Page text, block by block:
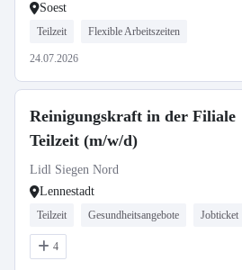
Soest
Teilzeit Flexible Arbeitszeiten
24.07.2026
Reinigungskraft in der Filiale
Teilzeit (m/w/d)
Lidl Siegen Nord
Lennestadt
Teilzeit Gesundheitsangebote Jobticket
4